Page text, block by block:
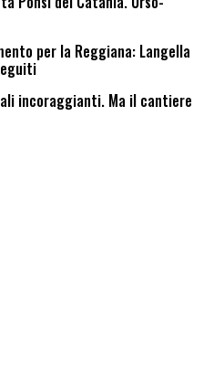
per la Reggiana: Langella
incoraggianti. Ma il cantiere